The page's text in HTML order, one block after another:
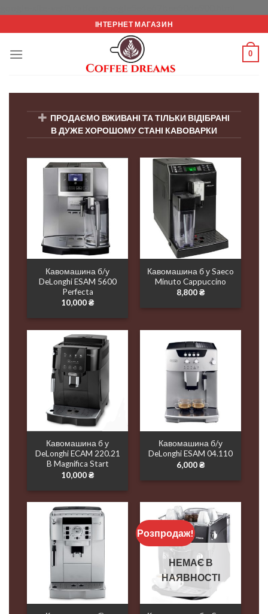
вмісту
ІНТЕРНЕТ МАГАЗИН
0
ПРОДАЄМО ВЖИВАНІ ТА ТІЛЬКИ ВІДІБРАНІ
В ДУЖЕ ХОРОШОМУ СТАНІ КАВОВАРКИ
Кавомашина б/у
DeLonghi ESAM 5600
Perfecta
10,000₴
Кавомашина б у Saeco
Minuto Cappuccino
8,800₴
Кавомашина б у
DeLonghi ECAM 220.21
B Magnifica Start
10,000₴
Кавомашина б/у
DeLonghi ESAM 04.110
6,000₴
Розпродаж!
НЕМАЄ В
НАЯВНОСТІ